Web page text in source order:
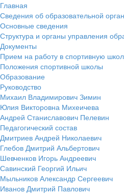
Главная
Сведения об образовательной
Основные сведения
Структура и органы управления
Документы
Прием на работу в спортивную
Положения спортивной школы
Образование
Руководство
Михаил Владимирович Зимин
Юлия Викторовна Михеичева
Андрей Станиславович Пелевин
Педагогический состав
Дмитриев Андрей Николаевич
Глебов Дмитрий Альбертович
Шевченков Игорь Андреевич
Савинский Георгий Ильич
Мыльников Александр Сергеевич
Иванов Дмитрий Павлович